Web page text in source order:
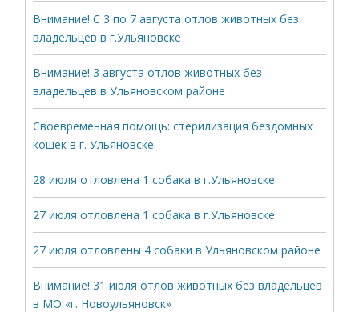
Внимание! С 3 по 7 августа отлов животных без
владельцев в г.Ульяновске
Внимание! 3 августа отлов животных без
владельцев в Ульяновском районе
Своевременная помощь: стерилизация бездомных
кошек в г. Ульяновске
28 июля отловлена 1 собака в г.Ульяновске
27 июля отловлена 1 собака в г.Ульяновске
27 июля отловлены 4 собаки в Ульяновском районе
Внимание! 31 июля отлов животных без владельцев
в МО «г. Новоульяновск»